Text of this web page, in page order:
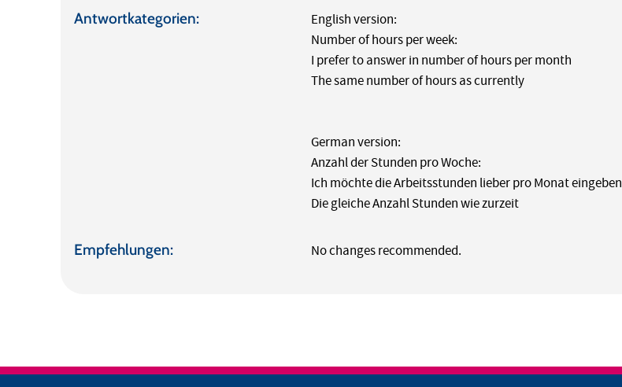
Antwortkategorien:
English version:
Number of hours per week:
I prefer to answer in number of hours per month
The same number of hours as currently
German version:
Anzahl der Stunden pro Woche:
Ich möchte die Arbeitsstunden lieber pro Monat eingeben
Die gleiche Anzahl Stunden wie zurzeit
Empfehlungen: No changes recommended.